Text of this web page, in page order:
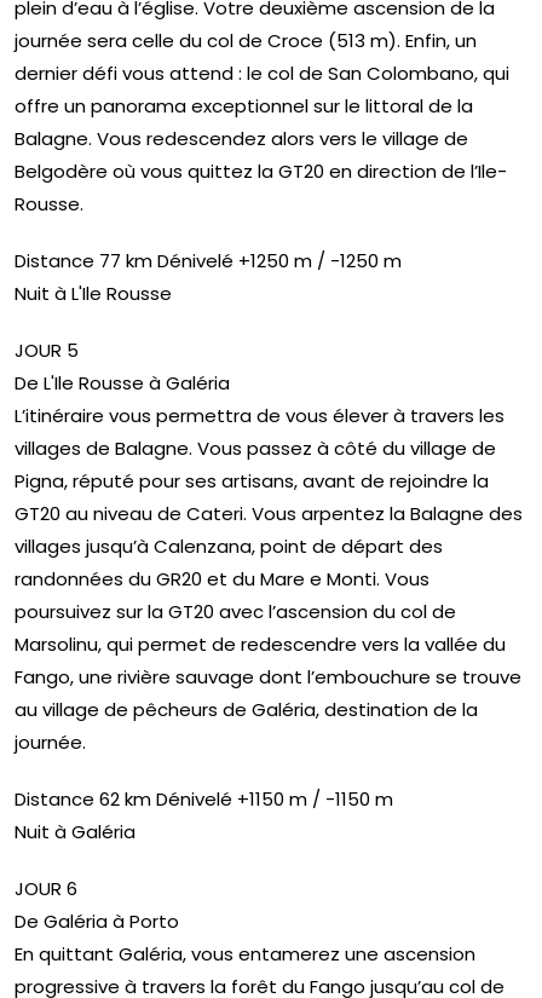
plein d’eau à l’église. Votre deuxième ascension de la
journée sera celle du col de Croce (513 m). Enfin, un
dernier défi vous attend : le col de San Colombano, qui
offre un panorama exceptionnel sur le littoral de la
Balagne. Vous redescendez alors vers le village de
Belgodère où vous quittez la GT20 en direction de l’Ile-
Rousse.
Distance 77 km Dénivelé +1250 m / -1250 m
Nuit à L'Ile Rousse
JOUR 5
De L'Ile Rousse à Galéria
L’itinéraire vous permettra de vous élever à travers les
villages de Balagne. Vous passez à côté du village de
Pigna, réputé pour ses artisans, avant de rejoindre la
GT20 au niveau de Cateri. Vous arpentez la Balagne des
villages jusqu’à Calenzana, point de départ des
randonnées du GR20 et du Mare e Monti. Vous
poursuivez sur la GT20 avec l’ascension du col de
Marsolinu, qui permet de redescendre vers la vallée du
Fango, une rivière sauvage dont l’embouchure se trouve
au village de pêcheurs de Galéria, destination de la
journée.
Distance 62 km Dénivelé +1150 m / -1150 m
Nuit à Galéria
JOUR 6
De Galéria à Porto
En quittant Galéria, vous entamerez une ascension
progressive à travers la forêt du Fango jusqu’au col de